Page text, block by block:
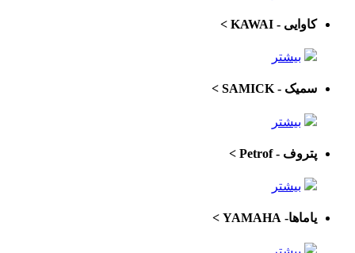
کاوایی - KAWAI >
بیشتر
سمیک - SAMICK >
بیشتر
پتروف - Petrof >
بیشتر
یاماها- YAMAHA >